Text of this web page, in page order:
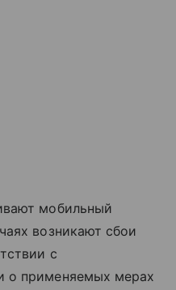
мобильный
возникают сбои
с
о применяемых мерах